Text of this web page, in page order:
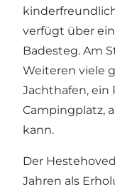
verfügt über
Badesteg. Am
Weiteren viele
Jachthafen, ein
Campingplatz,
kann.
Der
Jahren als